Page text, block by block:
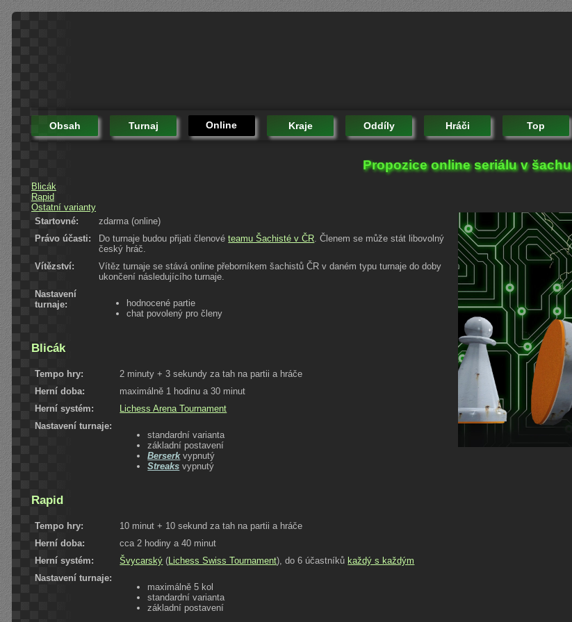
Obsah Turnaj Online Kraje Oddíly Hráči Top
Propozice online seriálu v šachu
Blicák
Rapid
Ostatní varianty
Startovné:
zdarma (online)
Právo účasti:
Do turnaje budou přijati členovéteamu Šachisté v ČR. Členem se může stát libovolný
český hráč.
Vítězství:
Vítěz turnaje se stává online přeborníkem šachistů ČR v daném typu turnaje do doby
ukončení následujícího turnaje.
Nastavení
turnaje:
hodnocené partie
chat povolený pro členy
Blicák
Tempo hry:
2 minuty + 3 sekundy za tah na partii a hráče
Herní doba:
maximálně 1 hodinu a 30 minut
Herní systém:
Lichess Arena Tournament
Nastavení turnaje:
standardní varianta
základní postavení
Berserkvypnutý
Streaks vypnutý
Rapid
Tempo hry:
10 minut + 10 sekund za tah na partii a hráče
Herní doba:
cca 2 hodiny a 40 minut
Herní systém:
Švycarský ( Lichess Swiss Tournament), do 6 účastníků každý s každým
Nastavení turnaje:
maximálně 5 kol
standardní varianta
základní postavení